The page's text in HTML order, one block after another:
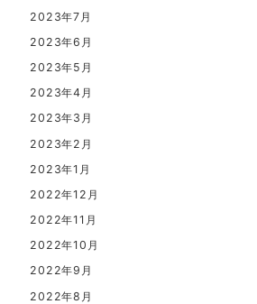
2023年7月
2023年6月
2023年5月
2023年4月
2023年3月
2023年2月
2023年1月
2022年12月
2022年11月
2022年10月
2022年9月
2022年8月